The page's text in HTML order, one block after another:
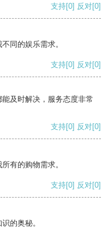
支持[0] 反对[0]
同的娱乐需求。
支持[0] 反对[0]
及时解决，服务态度非常
支持[0] 反对[0]
有的购物需求。
支持[0] 反对[0]
的奥秘。